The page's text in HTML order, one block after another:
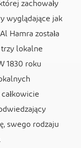
zachowały
wyglądające jak
Hamra została
lokalne
1830 roku
swego rodzaju